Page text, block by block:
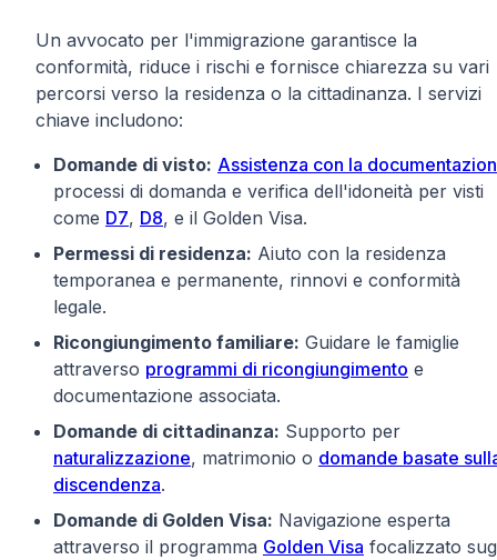
Un avvocato per l'immigrazione garantisce la
conformità, riduce i rischi e fornisce chiarezza su vari
percorsi verso la residenza o la cittadinanza. I servizi
chiave includono:
Domande di visto: Assistenza con la
processi di domanda e verifica dell'idoneità per visti
come D7, D8, e il Golden Visa.
Permessi di residenza: Aiuto con la residenza
temporanea e permanente, rinnovi e conformità
legale.
Ricongiungimento familiare: Guidare le famiglie
attraverso programmi di ricongiungimento e
documentazione associata.
Domande di cittadinanza: Supporto per
naturalizzazione, matrimonio o domande basate
discendenza.
Domande di Golden Visa: Navigazione esperta
attraverso il programma Golden Visa focalizzato